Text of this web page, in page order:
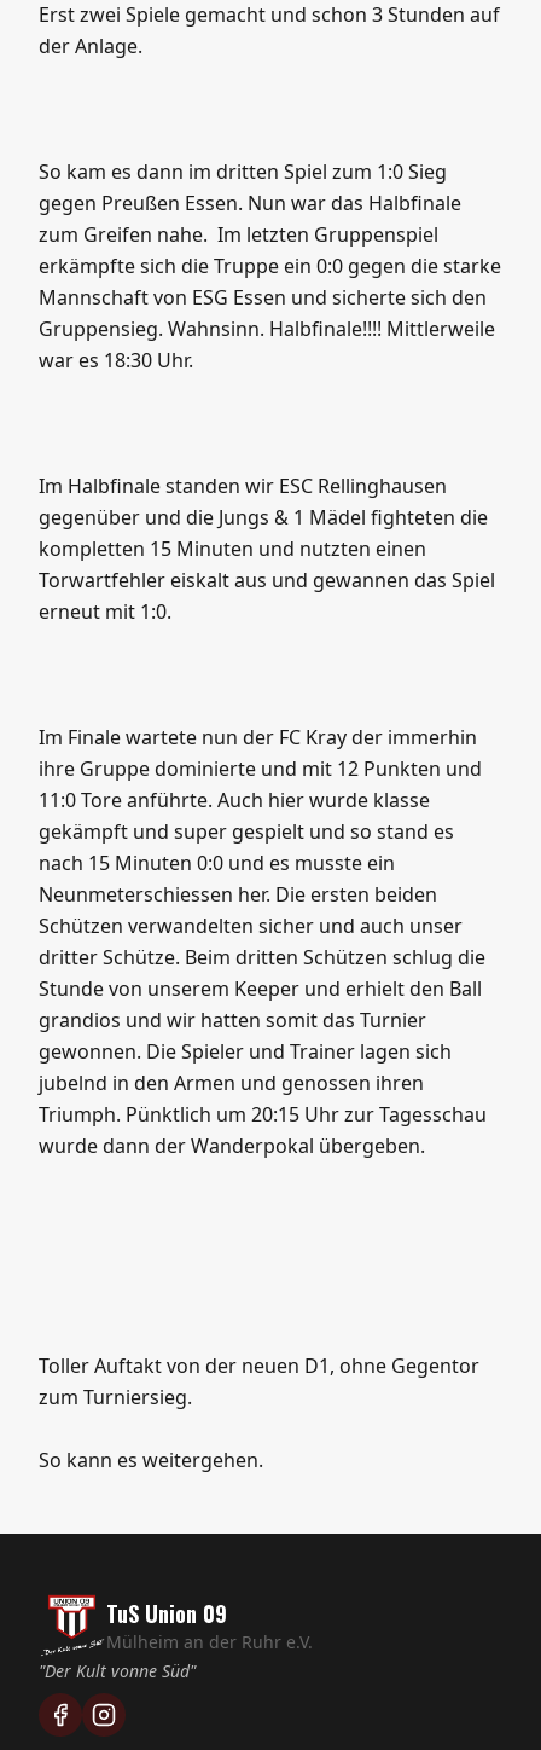
Erst zwei Spiele gemacht und schon 3 Stunden auf
der Anlage.
So kam es dann im dritten Spiel zum 1:0 Sieg
gegen Preußen Essen. Nun war das Halbfinale
zum Greifen nahe. Im letzten Gruppenspiel
erkämpfte sich die Truppe ein 0:0 gegen die starke
Mannschaft von ESG Essen und sicherte sich den
Gruppensieg. Wahnsinn. Halbfinale!!!! Mittlerweile
war es 18:30 Uhr.
Im Halbfinale standen wir ESC Rellinghausen
gegenüber und die Jungs & 1 Mädel fighteten die
kompletten 15 Minuten und nutzten einen
Torwartfehler eiskalt aus und gewannen das Spiel
erneut mit 1:0.
Im Finale wartete nun der FC Kray der immerhin
ihre Gruppe dominierte und mit 12 Punkten und
11:0 Tore anführte. Auch hier wurde klasse
gekämpft und super gespielt und so stand es
nach 15 Minuten 0:0 und es musste ein
Neunmeterschiessen her. Die ersten beiden
Schützen verwandelten sicher und auch unser
dritter Schütze. Beim dritten Schützen schlug die
Stunde von unserem Keeper und erhielt den Ball
grandios und wir hatten somit das Turnier
gewonnen. Die Spieler und Trainer lagen sich
jubelnd in den Armen und genossen ihren
Triumph. Pünktlich um 20:15 Uhr zur Tagesschau
wurde dann der Wanderpokal übergeben.
Toller Auftakt von der neuen D1, ohne Gegentor
zum Turniersieg.
So kann es weitergehen.
TuS Union 09
Mülheim an der Ruhr e.V.
"Der Kult vonne Süd"